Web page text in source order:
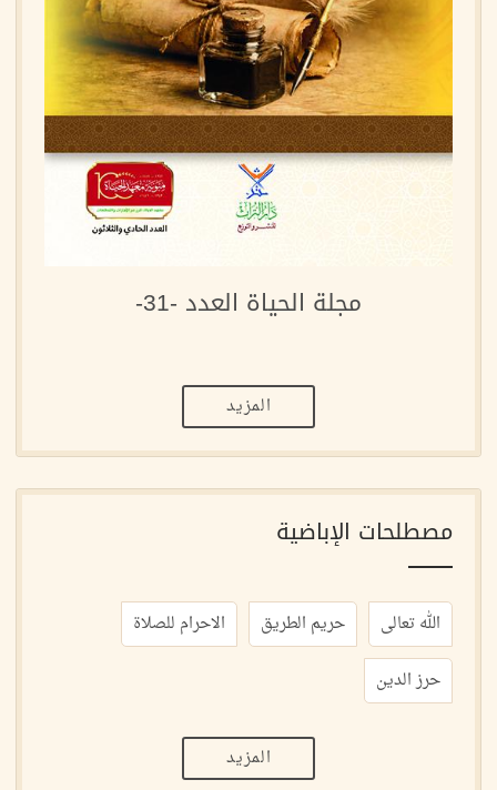
مجلة الحياة العدد -31-
المزيد
مصطلحات الإباضية
الله تعالى حريم الطريق
الاحرام للصلاة
حرز الدين
المزيد